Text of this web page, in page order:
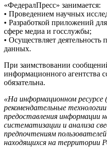
«ФедералПресс» занимается:
• Проведением научных
• Разработкой приложений
сфере медиа и госслужбы;
• Осуществляет
данных.
При заимствовании
информационного агентства
обязательна.
«На информационном
рекомендательные
предоставления информации
систематизации и анализа
предпочтениям
находящихся на территории